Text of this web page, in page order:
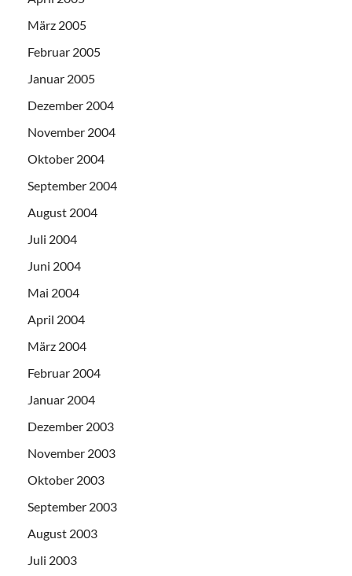
März 2005
Februar 2005
Januar 2005
Dezember 2004
November 2004
Oktober 2004
September 2004
August 2004
Juli 2004
Juni 2004
Mai 2004
April 2004
März 2004
Februar 2004
Januar 2004
Dezember 2003
November 2003
Oktober 2003
September 2003
August 2003
Juli 2003